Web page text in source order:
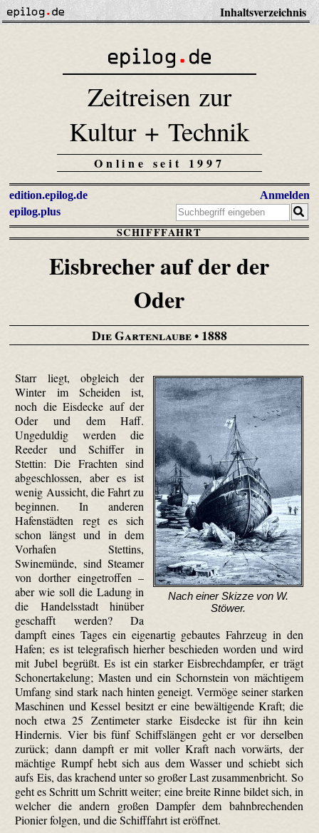
Inhaltsverzeichnis
Zeitreisen zur
Kultur + Technik
Online seit 1997
edition.epilog.de
epilog.plus
Anmelden
SCHIFFFAHRT
Eisbrecher auf der der
Oder
Die Gartenlaube• 1888
Nach einer Skizze von W.
Stöwer.
Starr liegt, obgleich der
Winter im Scheiden ist,
noch die Eisdecke auf der
Oder und dem Haff.
Ungeduldig werden die
Reeder und Schiffer in
Stettin: Die Frachten sind
abgeschlossen, aber es ist
wenig Aussicht, die Fahrt zu
beginnen. In anderen
Hafenstädten regt es sich
schon längst und in dem
Vorhafen Stettins,
Swinemünde, sind Steamer
von dorther eingetroffen –
aber wie soll die Ladung in
die Handelsstadt hinüber
geschafft werden? Da
dampft eines Tages ein eigenartig gebautes Fahrzeug in den
Hafen; es ist telegrafisch hierher beschieden worden und wird
mit Jubel begrüßt. Es ist ein starker Eisbrechdampfer, er trägt
Schonertakelung; Masten und ein Schornstein von mächtigem
Umfang sind stark nach hinten geneigt. Vermöge seiner starken
Maschinen und Kessel besitzt er eine bewältigende Kraft; die
noch etwa 25 Zentimeter starke Eisdecke ist für ihn kein
Hindernis. Vier bis fünf Schiffslängen geht er vor derselben
zurück; dann dampft er mit voller Kraft nach vorwärts, der
mächtige Rumpf hebt sich aus dem Wasser und schiebt sich
aufs Eis, das krachend unter so großer Last zusammenbricht. So
geht es Schritt um Schritt weiter; eine breite Rinne bildet sich, in
welcher die andern großen Dampfer dem bahnbrechenden
Pionier folgen, und die Schifffahrt ist eröffnet.